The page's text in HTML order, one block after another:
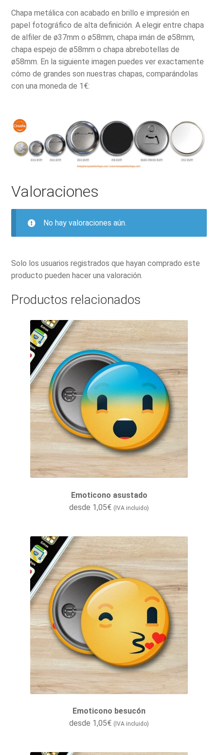
Chapa metálica con acabado en brillo e impresión en
papel fotográfico de alta definición. A elegir entre chapa
de alfiler de ø37mm o ø58mm, chapa imán de ø58mm,
chapa espejo de ø58mm o chapa abrebotellas de
ø58mm. En la siguiente imagen puedes ver exactamente
cómo de grandes son nuestras chapas, comparándolas
con una moneda de 1€:
Valoraciones
No hay valoraciones aún.
Solo los usuarios registrados que hayan comprado este
producto pueden hacer una valoración.
Productos relacionados
Emoticono asustado
desde 1,05€ (IVA incluido)
Emoticono besucón
desde 1,05€ (IVA incluido)